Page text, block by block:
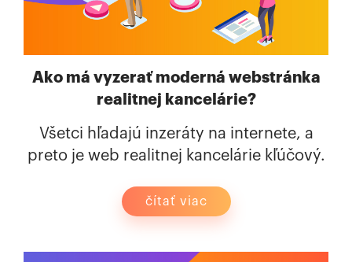
Ako má vyzerať moderná webstránka
realitnej kancelárie?
Všetci hľadajú inzeráty na internete, a
preto je web realitnej kancelárie kľúčový.
čítať viac